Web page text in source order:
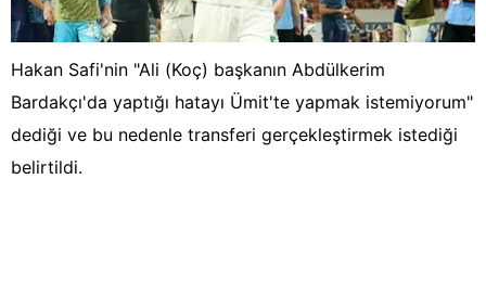
Hakan Safi'nin "Ali (Koç) başkanın Abdülkerim
Bardakçı'da yaptığı hatayı Ümit'te yapmak istemiyorum"
dediği ve bu nedenle transferi gerçekleştirmek istediği
belirtildi.